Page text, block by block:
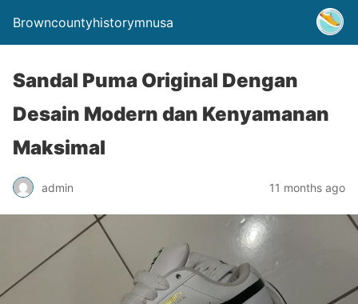
Browncountyhistorymnusa
Sandal Puma Original Dengan
Desain Modern dan Kenyamanan
Maksimal
admin 11 months ago